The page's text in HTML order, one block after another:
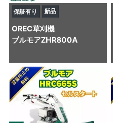
保証有り 新品
OREC草刈機
ブルモアZHR800A